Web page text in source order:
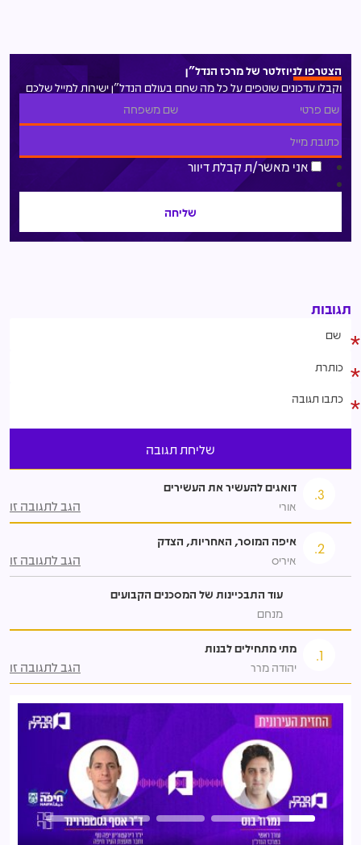
הצטרפו לניוזלטר של מרכז הנדל"ן
וקבלו עדכונים שוטפים על כל מה שחם בעולם הנדל"ן ישירות למייל שלכם
אני מאשר/ת קבלת דיוור
תגובות
3.
דואגים להעשיר את העשירים
אורי
הגב לתגובה זו
2.
איפה המוסר, האחריות, הצדק
איריס
הגב לתגובה זו
עוד התבכיינות של המסכנים הקבועים
מנחם
1.
מתי מתחילים לבנות
יהודה מרר
הגב לתגובה זו